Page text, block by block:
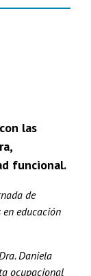
las
funcional.
de
educación
Daniela
ocupacional